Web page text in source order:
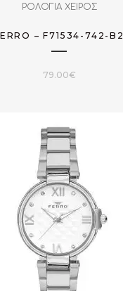
ΡΟΛΟΓΙΑ ΧΕΙΡΟΣ
– F71534-742-B2
79.00€